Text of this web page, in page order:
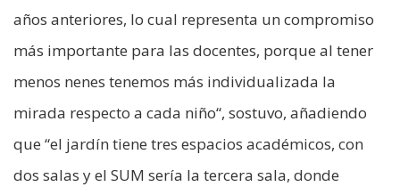
años anteriores, lo cual representa un compromiso
más importante para las docentes, porque al tener
menos nenes tenemos más individualizada la
mirada respecto a cada niño“, sostuvo, añadiendo
que “el jardín tiene tres espacios académicos, con
dos salas y el SUM sería la tercera sala, donde